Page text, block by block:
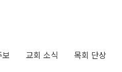
교회 소식 목회 단상